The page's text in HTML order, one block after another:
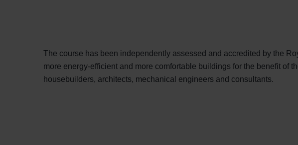
The course has been independently assessed and accredited by the
more energy-efficient and more comfortable buildings for the benefit of
housebuilders, architects, mechanical engineers and consultants.